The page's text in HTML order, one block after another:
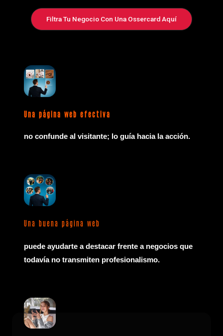
Filtra Tu Negocio Con Una Ossercard Aquí
Una página web efectiva
no confunde al visitante; lo guía hacia la acción.
Una buena página web
puede ayudarte a destacar frente a negocios que
todavía no transmiten profesionalismo.